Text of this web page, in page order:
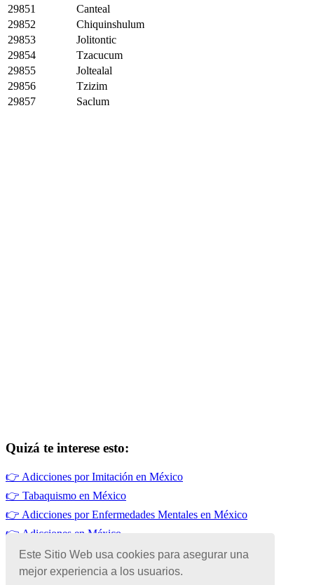
Este Sitio Web usa cookies para asegurar una
mejor experiencia a los usuarios.
29851
Canteal
29852
Chiquinshulum
29853
Jolitontic
29854
Tzacucum
29855
Joltealal
29856
Tzizim
29857
Saclum
Quizá te interese esto:
👉 Adicciones por Imitación en México
👉 Tabaquismo en México
👉 Adicciones por Enfermedades Mentales en México
👉 Adicciones en México
👉Alcoholismo en México
👉Adicciones por Falta de Habilidades Sociales en México